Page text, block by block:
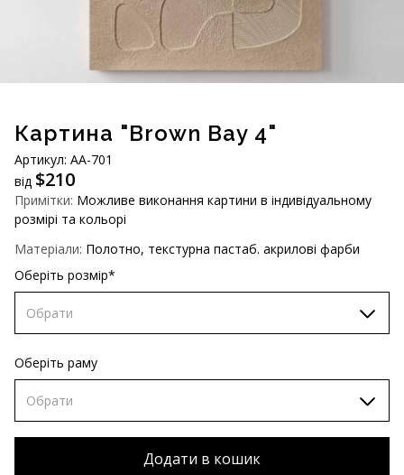
TWD (NT$)
Картина "Brown Bay 4"
Артикул: АA-701
від $210
Примітки: Можливе виконання картини в індивідуальному
розмірі та кольорі
Матеріали: Полотно, текстурна пастаб. акрилові фарби
Оберіть розмір*
Обрати
60х90 см
70х100 см
80х120 см
Оберіть раму
Обрати
Без рами
Додати в кошик